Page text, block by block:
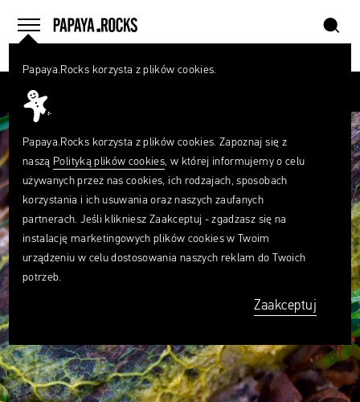
menu
home szukaj
Papaya.Rocks korzysta z plików cookies.
Papaya.Rocks korzysta z plików cookies. Zapoznaj się z
naszą Polityką plików cookies, w której informujemy o celu
używanych przez nas cookies, ich rodzajach, sposobach
korzystania i ich usuwania oraz naszych zaufanych
partnerach. Jeśli klikniesz Zaakceptuj - zgadzasz się na
instalację marketingowych plików cookies w Twoim
urządzeniu w celu dostosowania naszych reklam do Twoich
potrzeb.
Zaakceptuj
Czego
szukasz?